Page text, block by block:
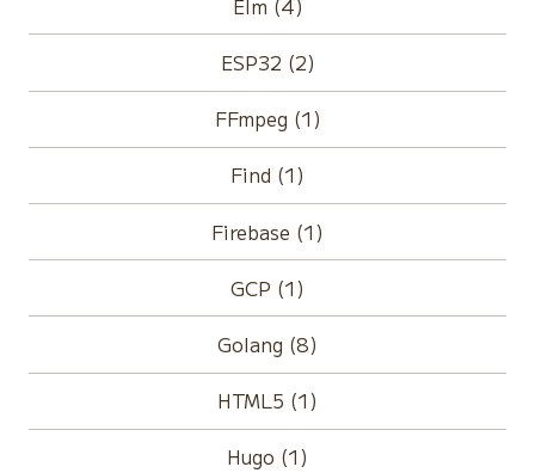
Elm (4)
ESP32 (2)
FFmpeg (1)
Find (1)
Firebase (1)
GCP (1)
Golang (8)
HTML5 (1)
Hugo (1)